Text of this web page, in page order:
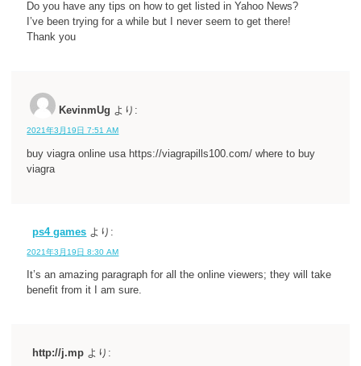
Do you have any tips on how to get listed in Yahoo News?
I’ve been trying for a while but I never seem to get there!
Thank you
KevinmUg より:
2021年3月19日 7:51 AM
buy viagra online usa https://viagrapills100.com/ where to buy
viagra
ps4 games より:
2021年3月19日 8:30 AM
It’s an amazing paragraph for all the online viewers; they will take
benefit from it I am sure.
http://j.mp より: